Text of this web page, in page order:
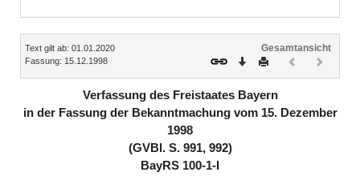
Inhalt
Text gilt ab: 01.01.2020
Fassung: 15.12.1998
Gesamtansicht
Download
DruckenVorheriges
Verfassung des Freistaates Bayern
in der Fassung der Bekanntmachung vom 15. Dezember
1998
(GVBl. S. 991, 992)
BayRS 100-1-I